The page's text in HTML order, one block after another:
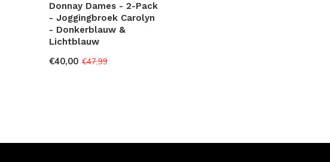
Donnay Dames - 2-Pack
- Joggingbroek Carolyn
- Donkerblauw &
Lichtblauw
€40,00 €47,99